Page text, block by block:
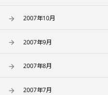
2007年10月
2007年9月
2007年8月
2007年7月